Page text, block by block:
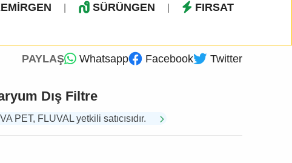
SÜRÜNGEN FIRSAT
PAYLAŞ Whatsapp Facebook Twitter
Dış Filtre
PET, FLUVAL yetkili satıcısıdır.